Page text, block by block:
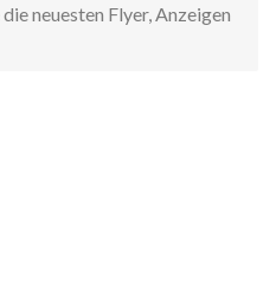
neuesten Flyer, Anzeigen